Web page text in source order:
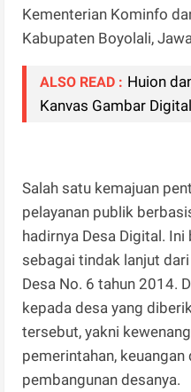
Kementerian Kominfo
Kabupaten Boyolali,
ALSO READ : Huion
Kanvas Gambar
Salah satu kemajuan
pelayanan publik
hadirnya Desa Digital.
sebagai tindak lanjut
Desa No. 6 tahun 2014.
kepada desa yang
tersebut, yakni
pemerintahan,
pembangunan desanya.